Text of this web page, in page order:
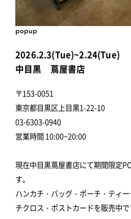
popup
2026.2.3(Tue)~2.24(Tue)
中目黒 蔦屋書店
〒153-0051
東京都目黒区上目黒1-22-10
03-6303-0940
営業時間 10:00~20:00
現在中目黒蔦屋書店にて期間限定
す。
ハンカチ・バッグ・ポーチ・ティ
チクロス・ポストカードを販売中で